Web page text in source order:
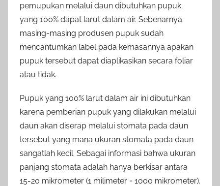
pemupukan melalui daun dibutuhkan pupuk
yang 100% dapat larut dalam air. Sebenarnya
masing-masing produsen pupuk sudah
mencantumkan label pada kemasannya apakan
pupuk tersebut dapat diaplikasikan secara foliar
atau tidak.
Pupuk yang 100% larut dalam air ini dibutuhkan
karena pemberian pupuk yang dilakukan melalui
daun akan diserap melalui stomata pada daun
tersebut yang mana ukuran stomata pada daun
sangatlah kecil. Sebagai informasi bahwa ukuran
panjang stomata adalah hanya berkisar antara
15-20 mikrometer (1 milimeter = 1000 mikrometer).